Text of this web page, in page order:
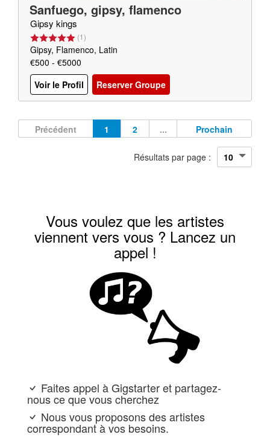
Sanfuego, gipsy, flamenco
Gipsy kings
(1)
Gipsy, Flamenco, Latin
€500 - €5000
Voir le Profil
Reserver Groupe
Précédent 1 2 ... Prochain
Résultats par page :
Vous voulez que les artistes
viennent vers vous ? Lancez un
appel !
Faites appel à Gigstarter et partagez-
nous ce que vous cherchez
Nous vous proposons des artistes
correspondant à vos besoins.